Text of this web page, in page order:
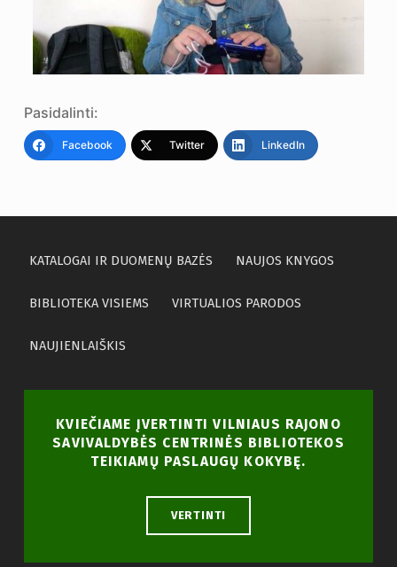
Pasidalinti:
Facebook Twitter LinkedIn
KATALOGAI IR DUOMENŲ BAZĖS NAUJOS KNYGOS
BIBLIOTEKA VISIEMS VIRTUALIOS PARODOS
NAUJIENLAIŠKIS
KVIEČIAME ĮVERTINTI VILNIAUS RAJONO
SAVIVALDYBĖS CENTRINĖS BIBLIOTEKOS
TEIKIAMŲ PASLAUGŲ KOKYBĘ.
VERTINTI